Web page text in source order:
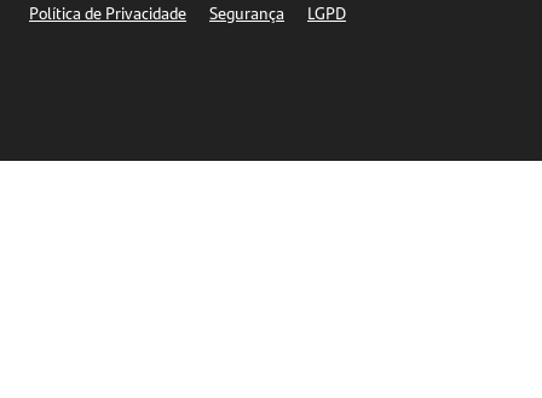
Política de Privacidade Segurança LGPD